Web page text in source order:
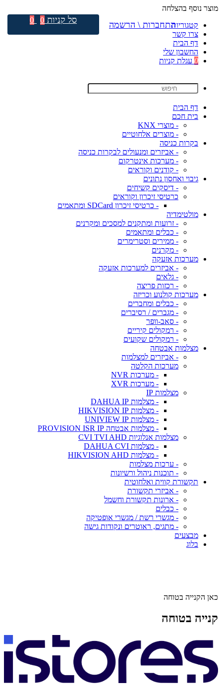
מוצר נוסף בהצלחה
קטגוריות
צרו קשר
דף הבית
החשבון שלי
0 עגלת קניות
דף הבית
בית חכם
- מוצרי KNX
- מוצרים אלחוטיים
בקרות כניסה
- אביזרים ומנעולים לבקרות כניסה
- מערכות אינטרקום
- קודנים וקוראים
גיבוי ואחסון נתונים
- דיסקים קשיחים
כרטיסי זיכרון וקוראים
- כרטיסי זיכרון SDCard ומתאמים
מולטימדיה
- זרועות ומתקנים למסכים ומקרנים
- כבלים ומתאמים
- ממירים וסטרימרים
- מקרנים
מערכות אזעקה
- אביזרים למערכות אזעקה
- גלאים
- רכזות פריצה
מערכות קולנוע וכריזה
- כבלים ומחברים
- מגברים / רסיברים
- סאב-וופר
- רמקולים קיריים
- רמקולים שקועים
מצלמות אבטחה
- אביזרים למצלמות
מערכות הקלטה
- מערכות NVR
- מערכות XVR
מצלמות IP
- מצלמות DAHUA IP
- מצלמות HIKVISION IP
- מצלמות UNIVIEW IP
- מצלמות אבטחה PROVISION ISR IP
מצלמות אנלוגיות CVI TVI AHD
- מצלמות DAHUA CVI
- מצלמות HIKVISION AHD
- ערכות מצלמות
- תוכנות ניהול ורשיונות
תקשורת קווית ואלחוטית
- אביזרי תקשורת
- ארונות תקשורת וחשמל
- כבלים
- מגשרי רשת / מגשרי אופטיקה
- מתגים, ראוטרים ונקודות גישה
מבצעים
בלוג
כאן הקנייה בטוחה
קנייה בטוחה
התחברות \ הרשמה סל קניות 0
0